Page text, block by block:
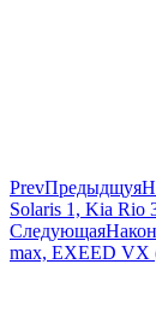
PrevПредыдщуя
Solaris 1, Kia Rio
Следующая
max, EXEED VX